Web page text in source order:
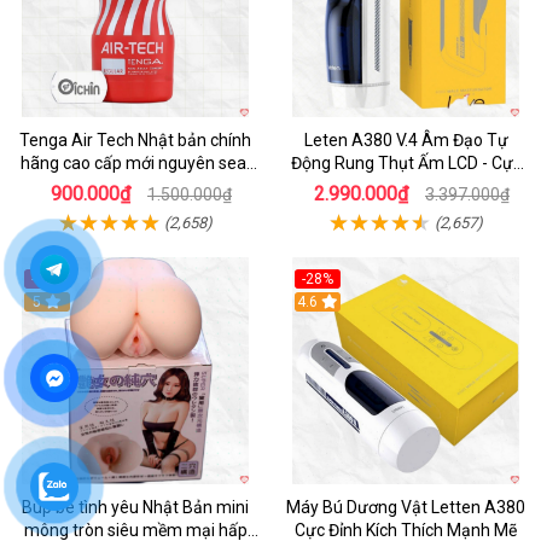
Tenga Air Tech Nhật bản chính
hãng cao cấp mới nguyên seal
giá tốt
900.000₫ 1.500.000₫
(2,658)
Leten A380 V.4 Âm Đạo Tự
Động Rung Thụt Ấm LCD - Cực
Phê
2.990.000₫ 3.397.000₫
(2,657)
-32%
Hot
5
Búp bê tình yêu Nhật Bản mini
mông tròn siêu mềm mại hấp
-28%
Hot
4.6
Máy Bú Dương Vật Letten A380
Cực Đỉnh Kích Thích Mạnh Mẽ